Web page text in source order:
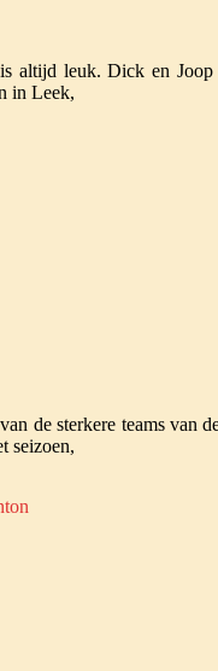
altijd leuk. Dick en
in Leek,
de sterkere teams
seizoen,